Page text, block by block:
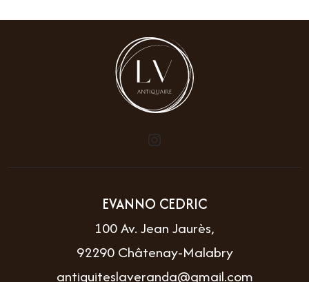
EVANNO CEDRIC
100 Av. Jean Jaurès,
92290 Châtenay-Malabry
antiquiteslaveranda@gmail.com